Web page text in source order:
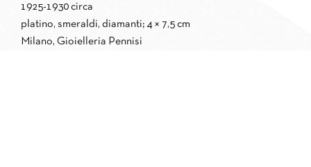
1925-1930 circa
platino, smeraldi, diamanti; 4 × 7,5 cm
Milano, Gioielleria Pennisi